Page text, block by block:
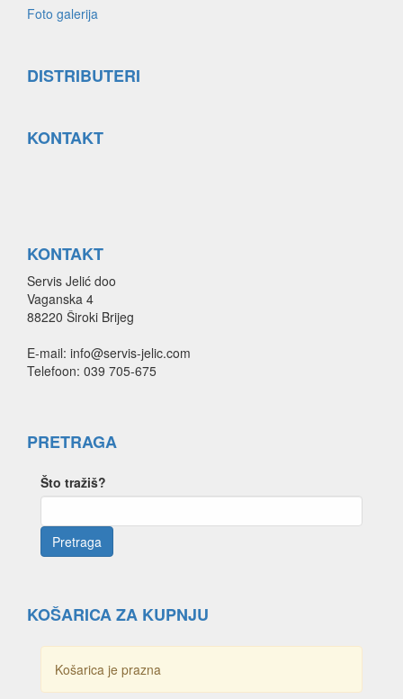
Foto galerija
DISTRIBUTERI
KONTAKT
KONTAKT
Servis Jelić doo
Vaganska 4
88220 Široki Brijeg
E-mail: info@servis-jelic.com
Telefoon: 039 705-675
PRETRAGA
Što tražiš?
KOŠARICA ZA KUPNJU
Košarica je prazna